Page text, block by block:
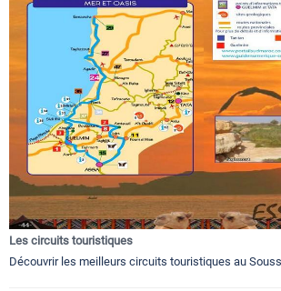
Les circuits touristiques
Découvrir les meilleurs circuits touristiques au